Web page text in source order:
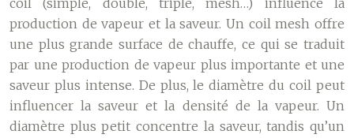
coil (simple, double, triple, mesh…) influence la
production de vapeur et la saveur. Un coil mesh offre
une plus grande surface de chauffe, ce qui se traduit
par une production de vapeur plus importante et une
saveur plus intense. De plus, le diamètre du coil peut
influencer la saveur et la densité de la vapeur. Un
diamètre plus petit concentre la saveur, tandis qu’un